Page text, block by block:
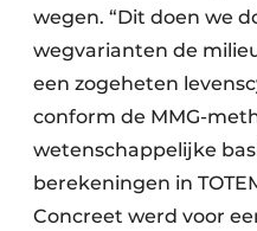
wegen. “Dit doen we
wegvarianten de
een zogeheten
conform de MMG-
wetenschappelijke
berekeningen in
Concreet werd voor